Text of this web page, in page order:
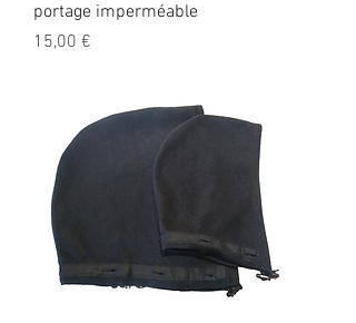
portage imperméable
Prix
15,00 €